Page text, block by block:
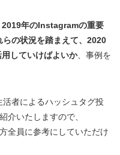
年のInstagramの重要
の状況を踏まえて、2020
していけばよいか、事例を
者によるハッシュタグ投
介いたしますので、
全員に参考にしていただけ